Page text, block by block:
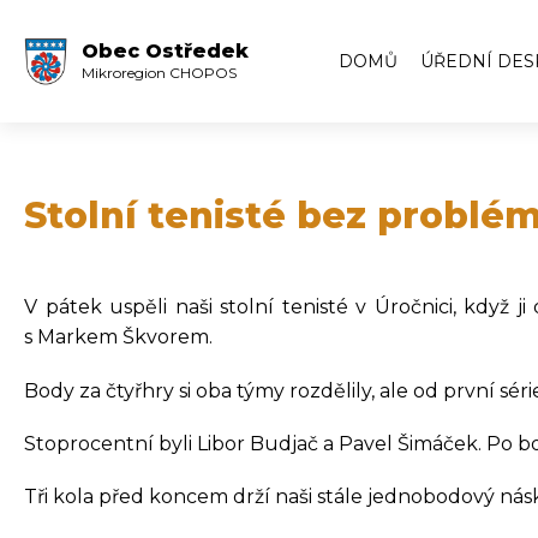
Obec Ostředek
Mikroregion CHOPOS
DOMŮ ÚŘEDNÍ
Zápisy ze
Zápisy z
Archiv
Stolní tenisté bez
V pátek uspěli naši stolní tenisté v Úročnici, když
s Markem Škvorem.
Body za čtyřhry si oba týmy rozdělily, ale od první
Stoprocentní byli Libor Budjač a Pavel Šimáček. Po
Tři kola před koncem drží naši stále jednobodový